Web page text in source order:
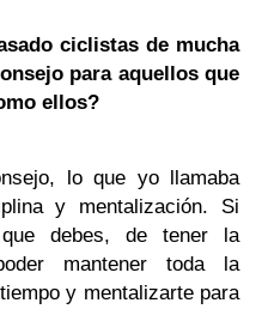
ciclistas de mucha
para aquellos que
ellos?
lo que yo llamaba
y mentalización. Si
debes, de tener la
mantener toda la
y mentalizarte para